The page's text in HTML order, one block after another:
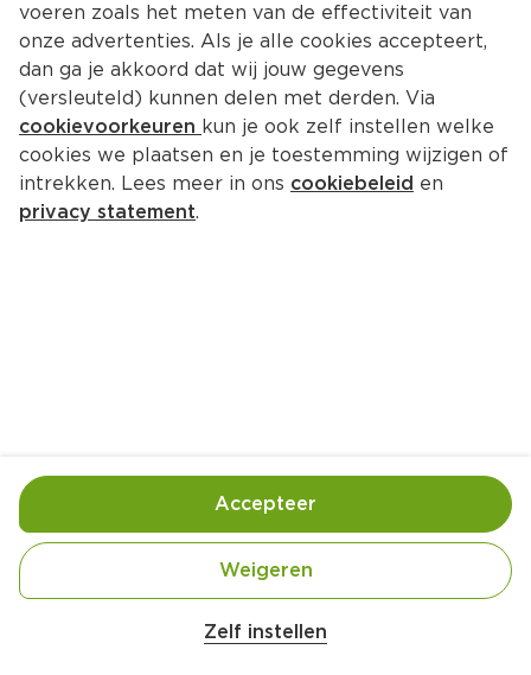
Ingrediënten Bereiding
voeren zoals het meten van de effectiviteit van
onze advertenties. Als je alle cookies accepteert,
dan ga je akkoord dat wij jouw gegevens
(versleuteld) kunnen delen met derden. Via
cookievoorkeuren kun je ook zelf instellen welke
cookies we plaatsen en je toestemming wijzigen of
intrekken. Lees meer in ons cookiebeleid en
privacy statement.
Zelf instellen
Weigeren
Accepteer